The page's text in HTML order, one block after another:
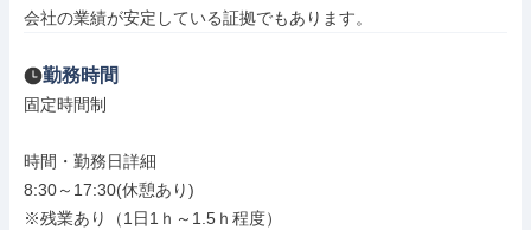
会社の業績が安定している証拠でもあります。
勤務時間
固定時間制
時間・勤務日詳細
8:30～17:30(休憩あり)
※残業あり（1日1ｈ～1.5ｈ程度）